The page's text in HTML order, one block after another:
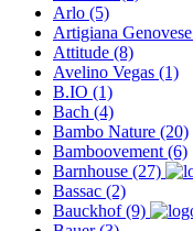
Arlo (5)
Artigiana Genovese
Attitude (8)
Avelino Vegas (1)
B.IO (1)
Bach (4)
Bambo Nature (20)
Bamboovement (6)
Barnhouse (27)
Bassac (2)
Bauckhof(9)